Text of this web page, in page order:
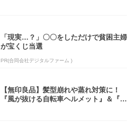
「現実…？」〇〇をしただけで貧困主婦
が宝くじ当選
PR(合同会社デジタルファーム )
【無印良品】髪型崩れや蒸れ対策に！
『風が抜ける自転車ヘルメット』＆『2